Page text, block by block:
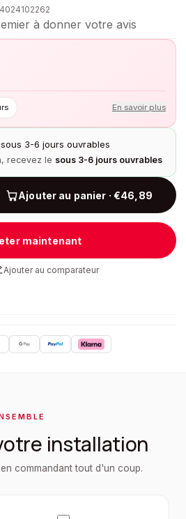
à donner votre avis
En savoir plus
3-6 jours ouvrables
recevez le sous 3-6 jours ouvrables
Ajouter au panier · €46,89
maintenant
Ajouter au comparateur
installation
commandant tout d'un coup.